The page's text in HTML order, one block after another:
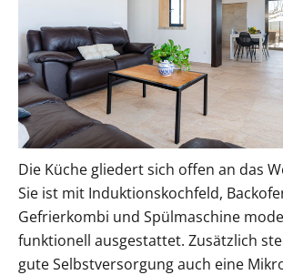
Die Küche gliedert sich offen an das
Sie ist mit Induktionskochfeld,
Gefrierkombi und Spülmaschine
funktionell ausgestattet. Zusätzlich
gute Selbstversorgung auch eine